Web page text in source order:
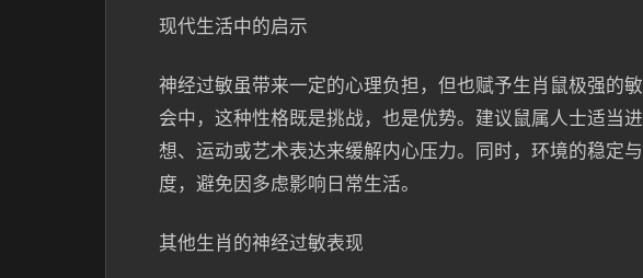
现代生活中的启示
神经过敏虽带来一定的心理负担，但也赋予生肖鼠极强的
会中，这种性格既是挑战，也是优势。建议鼠属人士适当
想、运动或艺术表达来缓解内心压力。同时，环境的稳定
度，避免因多虑影响日常生活。
其他生肖的神经过敏表现